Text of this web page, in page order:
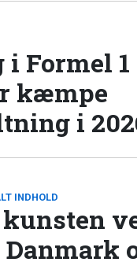
i Formel
kæmpe
i
INDHOLD